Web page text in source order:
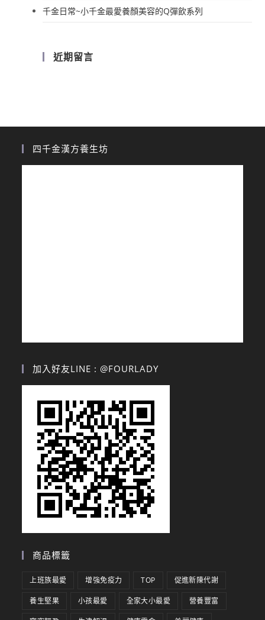
千金日常~小千金最愛養顏美容的Q彈飲系列
近期留言
四千金漢方養生坊
加入好友LINE : @FOURLADY
商品標籤
上班族最愛 增強免疫力 TOP 促進新陳代謝
養生堅果 小孩最愛 全家大小最愛 營養豐富